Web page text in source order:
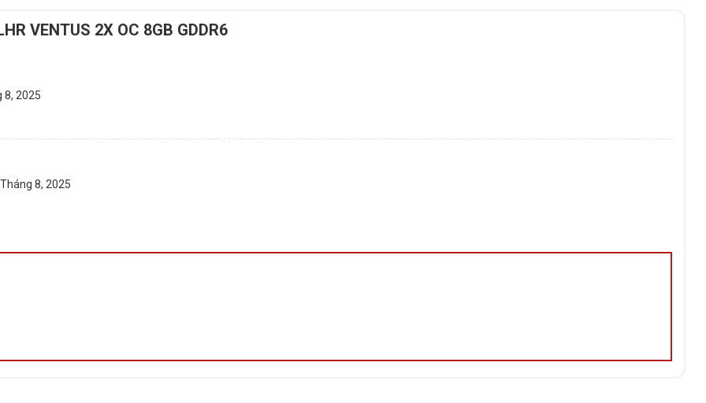
tại : Tấn Phát AD 02/13 Y wang, BMT
VENTUS 2X OC 8GB GDDR6
8, 2025
8, 2025